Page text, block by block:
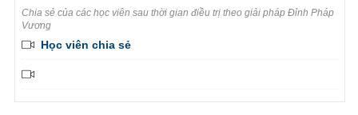
Chia sẻ của các học viên sau thời gian điều trị theo giải pháp Đỉnh Pháp
Vương
Học viên chia sẻ